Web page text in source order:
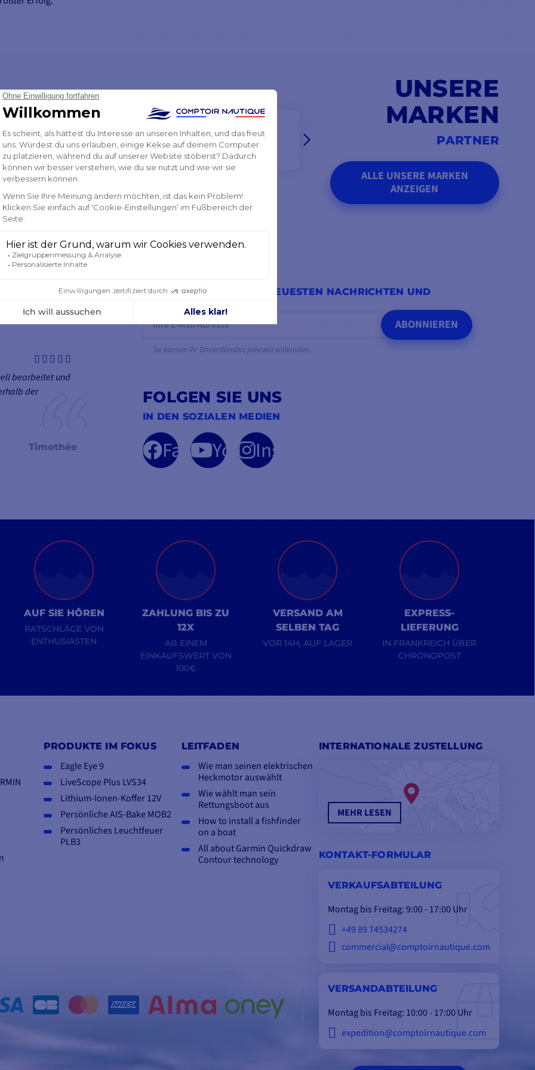
UNSERE
MARKEN
PARTNER
ALLE UNSERE MARKEN
ANZEIGEN
bearbeitet und
der
Timothée
ERHALTEN SIE UNSERE NEUESTEN NACHRICHTEN UND
ABONNIEREN
Sie können Ihr Einverständnis jederzeit widerrufen.
FOLGEN SIE UNS
IN DEN SOZIALEN MEDIEN
FacebookYouTubeInstagram
AUF SIE HÖREN
RATSCHLÄGE VON
ENTHUSIASTEN
ZAHLUNG BIS ZU
12X
AB EINEM
EINKAUFSWERT VON
100€
VERSAND AM
SELBEN TAG
VOR 14H, AUF LAGER
EXPRESS-
LIEFERUNG
IN FRANKREICH ÜBER
CHRONOPOST
PRODUKTE IM FOKUS
Eagle Eye 9
LiveScope Plus LVS34
Lithium-Ionen-Koffer 12V
Persönliche AIS-Bake MOB2
Persönliches Leuchtfeuer
PLB3
LEITFADEN
Wie man seinen elektrischen
Heckmotor auswählt
Wie wählt man sein
Rettungsboot aus
How to install a fishfinder
on a boat
All about Garmin Quickdraw
Contour technology
INTERNATIONALE ZUSTELLUNG
MEHR LESEN
KONTAKT-FORMULAR
VERKAUFSABTEILUNG
Montag bis Freitag: 9:00 - 17:00 Uhr
+49 89 74534274
commercial@comptoirnautique.com
VERSANDABTEILUNG
Montag bis Freitag: 10:00 - 17:00 Uhr
expedition@comptoirnautique.com